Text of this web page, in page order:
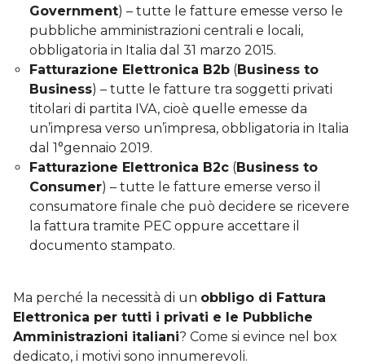
Government) – tutte le fatture emesse verso le
pubbliche amministrazioni centrali e locali,
obbligatoria in Italia dal 31 marzo 2015.
Fatturazione Elettronica B2b (Business to
Business) – tutte le fatture tra soggetti privati
titolari di partita IVA, cioè quelle emesse da
un’impresa verso un’impresa, obbligatoria in Italia
dal 1°gennaio 2019.
Fatturazione Elettronica B2c (Business to
Consumer) – tutte le fatture emerse verso il
consumatore finale che può decidere se ricevere
la fattura tramite PEC oppure accettare il
documento stampato.
Ma perché la necessità di un obbligo di Fattura
Elettronica per tutti i privati e le Pubbliche
Amministrazioni italiani? Come si evince nel box
dedicato, i motivi sono innumerevoli.